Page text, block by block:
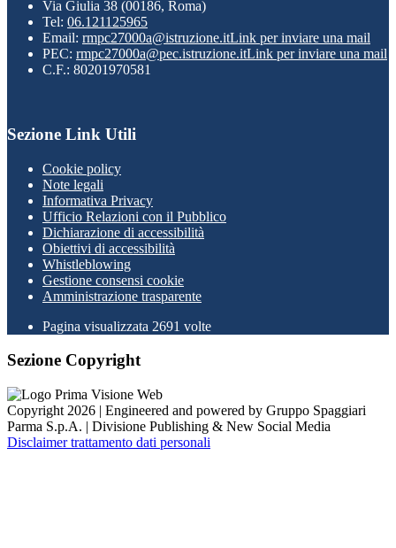
Via Giulia 38 (00186, Roma)
Tel: 06.121125965
Email: rmpc27000a@istruzione.itLink per inviare una mail
PEC: rmpc27000a@pec.istruzione.itLink per inviare una mail
C.F.: 80201970581
Sezione Link Utili
Cookie policy
Note legali
Informativa Privacy
Ufficio Relazioni con il Pubblico
Dichiarazione di accessibilità
Obiettivi di accessibilità
Whistleblowing
Gestione consensi cookie
Amministrazione trasparente
Pagina visualizzata 2691 volte
Sezione Copyright
Copyright 2026 | Engineered and powered by Gruppo Spaggiari
Parma S.p.A. | Divisione Publishing & New Social Media
Disclaimer trattamento dati personali